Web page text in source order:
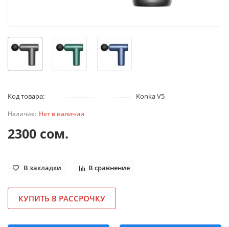
Код товара: Konka V5
Нет в наличии
2300 сом.
В закладки В сравнение
КУПИТЬ В РАССРОЧКУ